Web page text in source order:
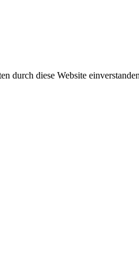
durch diese Website